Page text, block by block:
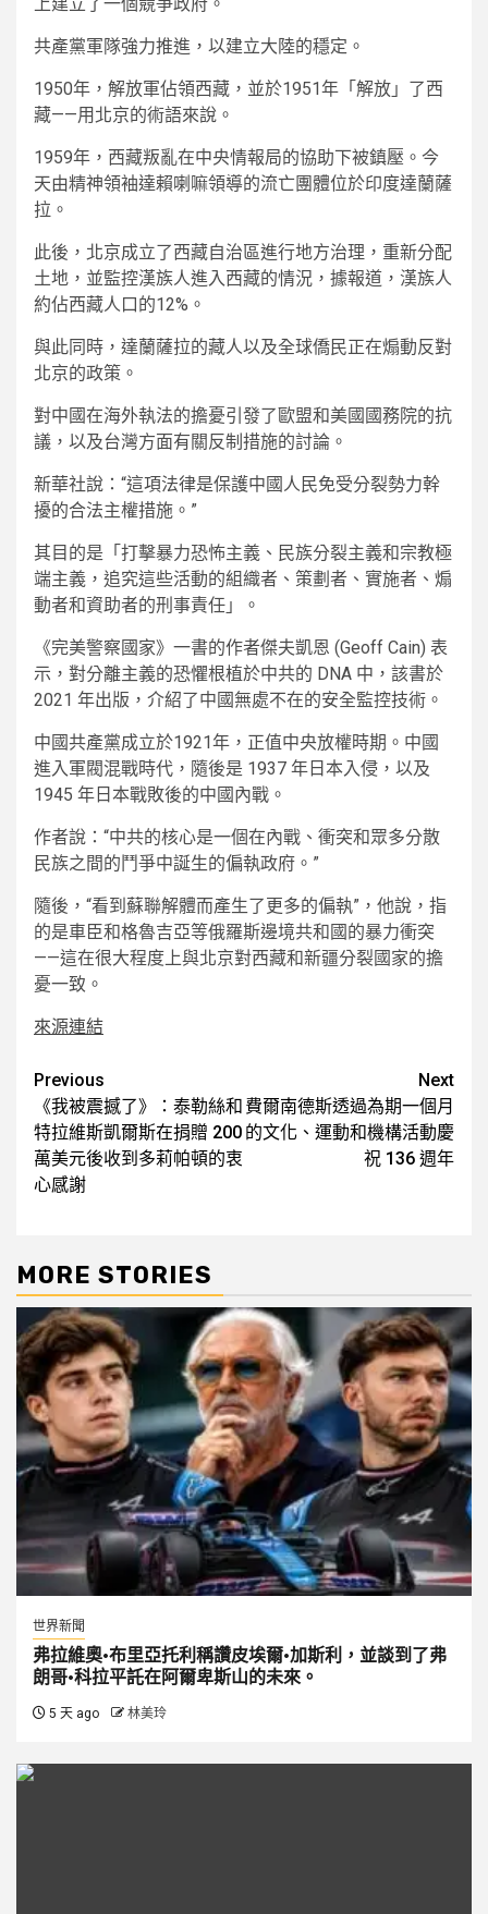
共產黨軍隊強力推進，以建立大陸的穩定。
1950年，解放軍佔領西藏，並於1951年「解放」了西
藏—​​—用北京的術語來說。
1959年，西藏叛亂在中央情報局的協助下被鎮壓。今
天由精神領袖達賴喇嘛領導的流亡團體位於印度達蘭薩
拉。
此後，北京成立了西藏自治區進行地方治理，重新分配
土地，並監控漢族人進入西藏的情況，據報道，漢族人
約佔西藏人口的12%。
與此同時，達蘭薩拉的藏人以及全球僑民正在煽動反對
北京的政策。
對中國在海外執法的擔憂引發了歐盟和美國國務院的抗
議，以及台灣方面有關反制措施的討論。
新華社說：“這項法律是保護中國人民免受分裂勢力幹
擾的合法主權措施。”
其目的是「打擊暴力恐怖主義、民族分裂主義和宗教極
端主義，追究這些活動的組織者、策劃者、實施者、煽
動者和資助者的刑事責任」。
《完美警察國家》一書的作者傑夫凱恩 (Geoff Cain) 表
示，對分離主義的恐懼根植於中共的 DNA 中，該書於
2021 年出版，介紹了中國無處不在的安全監控技術。
中國共產黨成立於1921年，正值中央放權時期。中國
進入軍閥混戰時代，隨後是 1937 年日本入侵，以及
1945 年日本戰敗後的中國內戰。
作者說：“中共的核心是一個在內戰、衝突和眾多分散
民族之間的鬥爭中誕生的偏執政府。”
隨後，“看到蘇聯解體而產生了更多的偏執”，他說，指
的是車臣和格魯吉亞等俄羅斯邊境共和國的暴力衝突
——這在很大程度上與北京對西藏和新疆分裂國家的擔
憂一致。
來源連結
Post
navigation
Previous
《我被震撼了》：泰勒絲和
特拉維斯凱爾斯在捐贈 200
萬美元後收到多莉帕頓的衷
心感謝
Next
費爾南德斯透過為期一個月
的文化、運動和機構活動慶
祝 136 週年
MORE STORIES
世界新聞
弗拉維奧·布里亞托利稱讚皮埃爾·加斯利，並談到了弗
朗哥·科拉平託在阿爾卑斯山的未來。
5 天 ago 林美玲